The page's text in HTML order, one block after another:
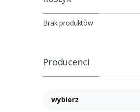
Brak produktów
Producenci
wybierz